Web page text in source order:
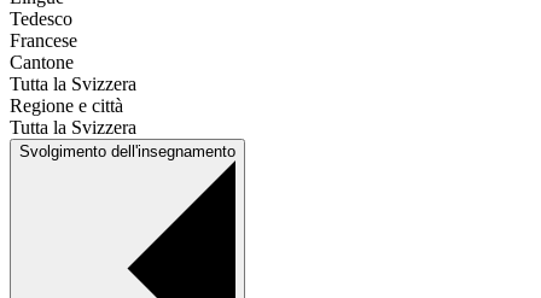
Tedesco
Francese
Cantone
Tutta la Svizzera
Regione e città
Tutta la Svizzera
Svolgimento dell'insegnamento